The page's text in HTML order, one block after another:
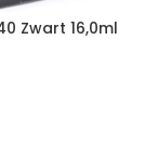
Zwart 16,0ml